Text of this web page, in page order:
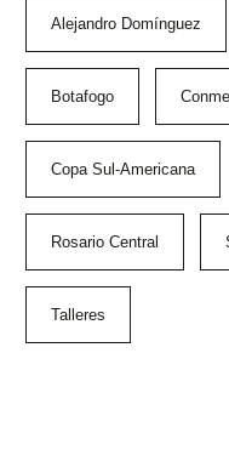
Alejandro Domínguez
Botafogo
Copa Sul-Americana
Rosario Central
Talleres